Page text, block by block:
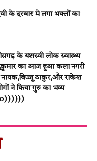
के दरबार मे लगा भक्तों का
के यशस्वी लोक स्वास्थ्य
का आज हुआ कला नगरी
ठाकुर,और राकेश
ने किया गुरु का भव्य